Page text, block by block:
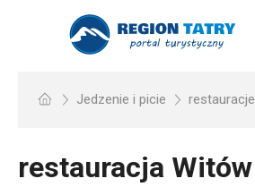
Jedzenie i picie restauracje
restauracja Witów